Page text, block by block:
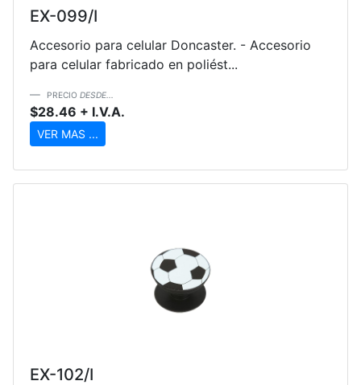
EX-099/I
Accesorio para celular Doncaster. - Accesorio
para celular fabricado en poliést...
PRECIO DESDE...
$28.46 + I.V.A.
VER MAS ...
EX-102/I